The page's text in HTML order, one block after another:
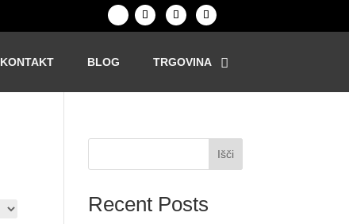
KONTAKT BLOG TRGOVINA
Išči
Recent Posts